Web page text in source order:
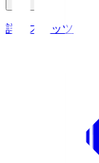
詳細スタッツ